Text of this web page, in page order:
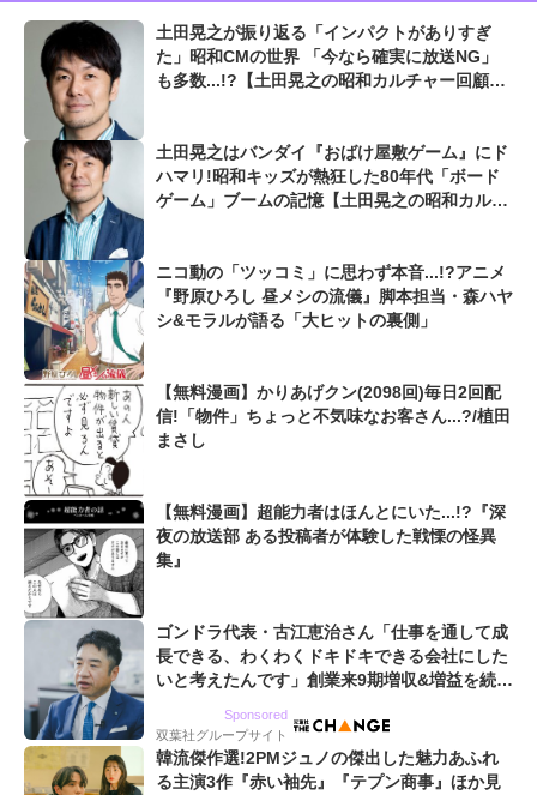
土田晃之が振り返る「インパクトがありすぎ
た」昭和CMの世界 「今なら確実に放送NG」
も多数...!?【土田晃之の昭和カルチャー回顧
土田晃之はバンダイ『おばけ屋敷ゲーム』にド
ハマリ!昭和キッズが熱狂した80年代「ボード
ゲーム」ブームの記憶【土田晃之の昭和カルチ
ニコ動の「ツッコミ」に思わず本音...!?アニメ
『野原ひろし 昼メシの流儀』脚本担当・森ハヤ
シ&モラルが語る「大ヒットの裏側」
【無料漫画】かりあげクン(2098回)毎日2回配
信!「物件」ちょっと不気味なお客さん...?/植田
まさし
【無料漫画】超能力者はほんとにいた...!?『深
夜の放送部 ある投稿者が体験した戦慄の怪異
集』
ゴンドラ代表・古江恵治さん「仕事を通して成
長できる、わくわくドキドキできる会社にした
いと考えたんです」創業来9期増収&増益を続け
Sponsored
双葉社グループサイト
韓流傑作選!2PMジュノの傑出した魅力あふれ
る主演3作『赤い袖先』『テプン商事』ほか見